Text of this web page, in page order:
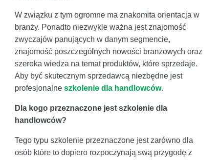
W związku z tym ogromne ma znakomita orientacja w
branży. Ponadto niezwykle ważna jest znajomość
zwyczajów panujących w danym segmencie,
znajomość poszczególnych nowości branżowych oraz
szeroka wiedza na temat produktów, które sprzedaje.
Aby być skutecznym sprzedawcą niezbędne jest
profesjonalne szkolenie dla handlowców.
Dla kogo przeznaczone jest szkolenie dla
handlowców?
Tego typu szkolenie przeznaczone jest zarówno dla
osób które to dopiero rozpoczynają swą przygodę z